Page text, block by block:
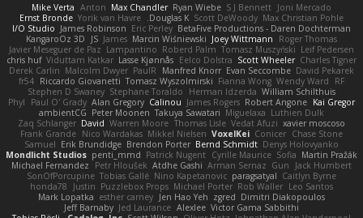
Joni Mercado
S J Bennett
Ryan Wiebe
Max Chandler
Anton
Mike Verta
Max Christian Pohle
Scott DeWoody
Douglas K.
Yorik van Havre
Ernst Bronde
BetaFive Productions - Daren Dochterman
Eric Perley
James Robinson
I/O Studio
Roger Thomas
Joey Wittmann
Marcin Wiśniewski
James
JS
KangaroOz 3D
Leif Pedersen
Tomasz Muszyński
Roberd Palm
Lampantino
Javier Meseguer de Paz
Charles Tigner
Scott Wheeler
Eelco Dolstra
Lasse Kjønnås
Viduttam Katkar
chris huf
David Pekarek
Evan Seccombe
Manfred Knorr
PaulR
Malcolm Dwyer
Derek Carlin
RF
Wendy Ward
Fianna Wong
Tomasz Wyszolmirski
Riccardo Giovanetti
fr54
William Schilthuis
Herman Idzerda
Stephane Toraldo
Stephen D Swaney
Kai Gregor
Robert Angone
James Rogers
Calinou
Alan Gregory
Paul O' Grady
Phyl
Luthien Dulk
Miguelaxa
Takuya Sawatari
Peter Moonen
ambientCG
xavier moscoso
Vedat Afuzi
Thomas Lisle
Warren Moore
David
Zaq Schlanger
Chase Stone
Conicer
VoxelKei
Mikkel Nielsen
Nico Wardakas
Frank Grande
Denys Holovyanko
Bernd Schmidt
Brendon Porter
Erik Brundidge
Samuel
Martin Pražák
Sofia
Cyrille Maurice
Patrick Nugent
penti_mmd
Mondlicht Studios
Jack Humbert
Gun
Arman Sernaz
Atdhe Gashi
Petr Hloušek
Michael Fernandez
Caitlyn Byrne
paragsatyal
Nino Kapetanovic
Tobias Gallé
SonOfPorcupine
Leo Santos
Rob Waller
Michael Porter
Puzzlebox Props
Justin
honda78
Dimitri Diakopoulos
zgred
Jen Hao Yeh
esther carney
Mark Lopatka
Victor Gama Sabbithi
Alexlee
Jed Laurance
Jeff Barnaby